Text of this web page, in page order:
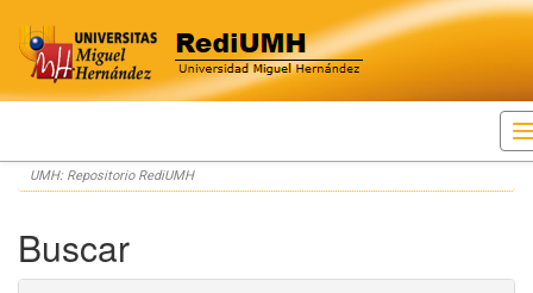
Skip
navigation
UMH: Repositorio RediUMH
Buscar